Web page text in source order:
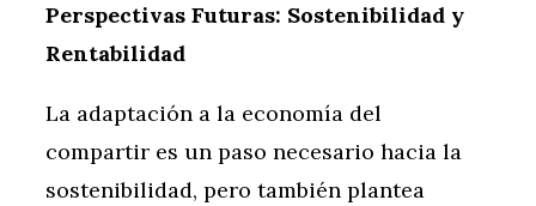
Perspectivas Futuras: Sostenibilidad y
Rentabilidad
La adaptación a la economía del
compartir es un paso necesario hacia la
sostenibilidad, pero también plantea